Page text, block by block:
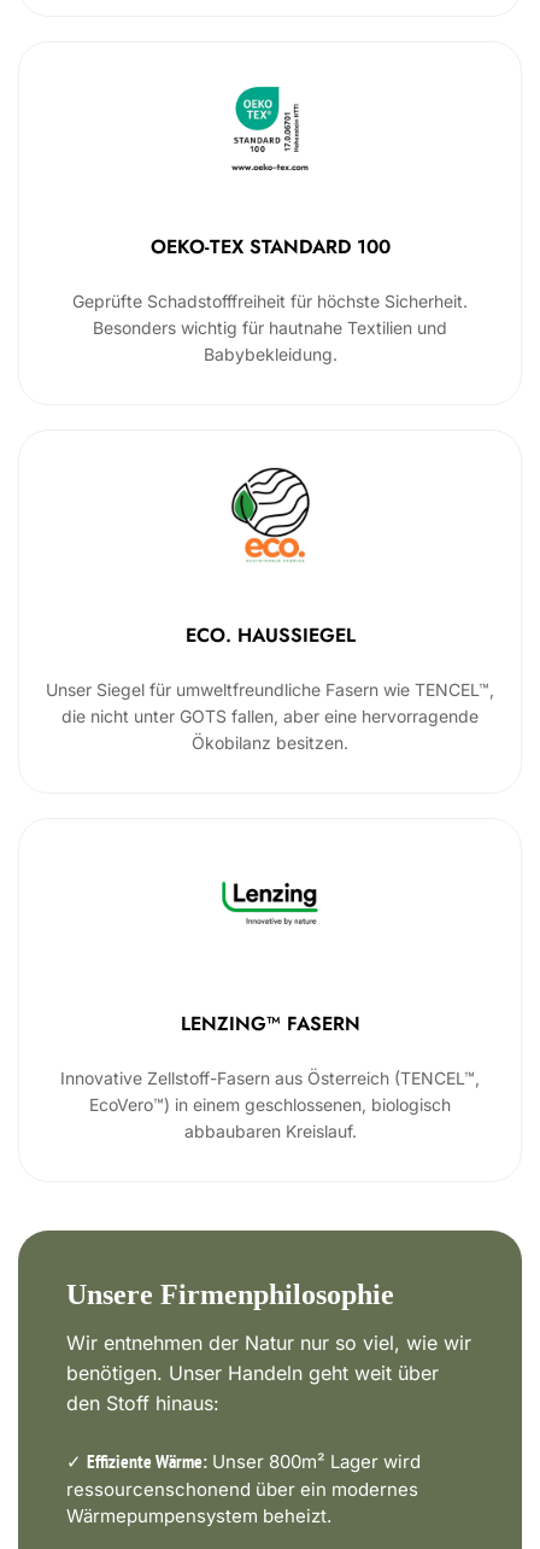
OEKO-TEX STANDARD 100
Geprüfte Schadstofffreiheit für höchste Sicherheit.
Besonders wichtig für hautnahe Textilien und
Babybekleidung.
ECO. HAUSSIEGEL
Unser Siegel für umweltfreundliche Fasern wie TENCEL™,
die nicht unter GOTS fallen, aber eine hervorragende
Ökobilanz besitzen.
LENZING™ FASERN
Innovative Zellstoff-Fasern aus Österreich (TENCEL™,
EcoVero™) in einem geschlossenen, biologisch
abbaubaren Kreislauf.
Unsere Firmenphilosophie
Wir entnehmen der Natur nur so viel, wie wir
benötigen. Unser Handeln geht weit über
den Stoff hinaus:
✓ Effiziente Wärme: Unser 800m² Lager wird
ressourcenschonend über ein modernes
Wärmepumpensystem beheizt.